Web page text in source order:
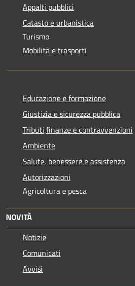
Appalti pubblici
Catasto e urbanistica
Turismo
Mobilità e trasporti
Educazione e formazione
Giustizia e sicurezza pubblica
Tributi,finanze e contravvenzioni
Ambiente
Salute, benessere e assistenza
Autorizzazioni
Agricoltura e pesca
NOVITÀ
Notizie
Comunicati
Avvisi